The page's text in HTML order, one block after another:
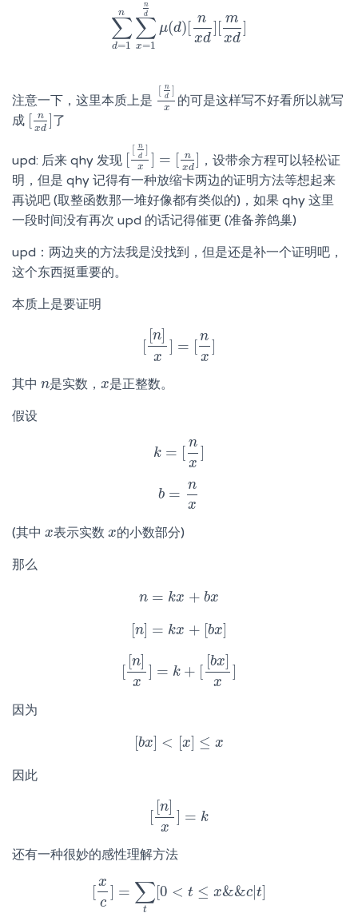
∑
d=1
n ∑
x=1
n
d
μ(d)[
n
xd
] [
m
xd
]
∑d 1n ∑x=1n dμ( )[nx
注意一下，这里本质上是
[ n
d ]
x
[nd ]x
的可是这样写不好看所以就写
成 [ n
xd ]
nx d]
了
upd: 后来 qhy 发现 [
[ n
d ]
x ] = [ n
xd ]
[nd x]= [nx ]，设带余方程可以轻松证
明，但是 qhy 记得有一种放缩卡两边的证明方法等想起来
再说吧 (取整函数那一堆好像都有类似的)，如果 qhy 这里
一段时间没有再次 upd 的话记得催更 (准备养鸽巢)
upd：两边夹的方法我是没找到，但是还是补一个证明吧，
这个东西挺重要的。
本质上是要证明
[
[n]
x
] = [
n
x
]
[[n] ]=[ nx]
其中 n
n是实数，x
x是正整数。
假设
k = [
n
x
]
k =[ x]
b =
n
x
b= nx
(其中 x
x表示实数x
x的小数部分)
那么
n = kx + bx
n= kx+bx
[n] = kx + [bx]
[ n]= kx+[b x]
[
[n]
x
] = k + [
[bx]
x
]
[[n x]= k+[[ x]x]
因为
[bx] < [x] ≤ x
[b x] [x ≤x
因此
[
[n]
x
] = k
[[n] ]= k
还有一种很妙的感性理解方法
[
x
c
] = ∑
t
[0 < t ≤ x&&c|t]
[xc ]= t[ 0< ≤ x& &c|t]